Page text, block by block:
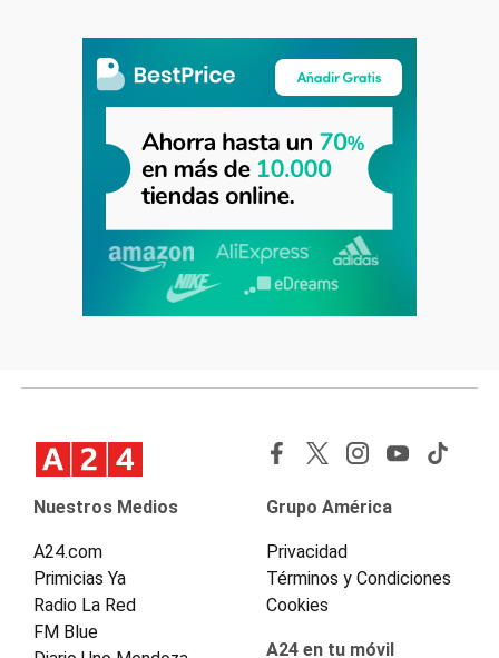
Nuestros Medios
A24.com
Primicias Ya
Radio La Red
FM Blue
Grupo América
Privacidad
Términos y Condiciones
Cookies
A24 en tu móvil